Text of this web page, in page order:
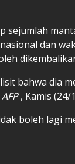
sejumlah
dan
bahwa dia
AFP, Kamis (24/
boleh lagi